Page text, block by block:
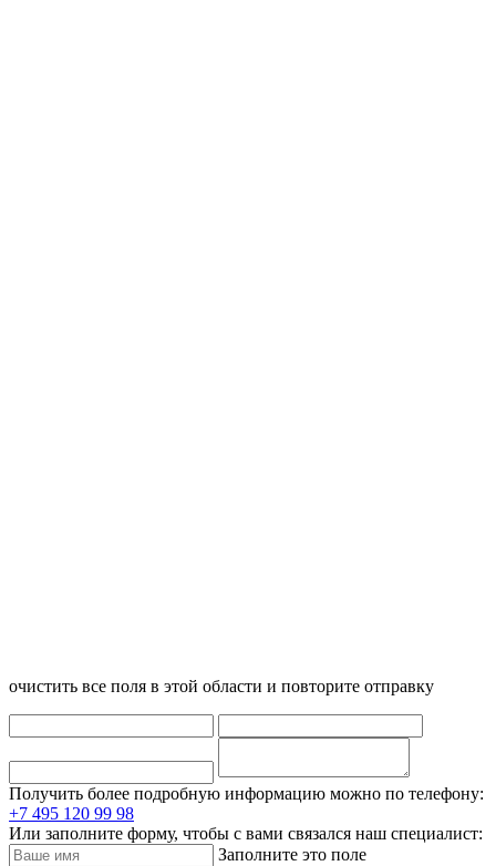
очистить все поля в этой области и повторите отправку
Получить более подробную информацию можно по телефону:
+7 495 120 99 98
Или заполните форму, чтобы с вами связался наш специалист:
Заполните это поле